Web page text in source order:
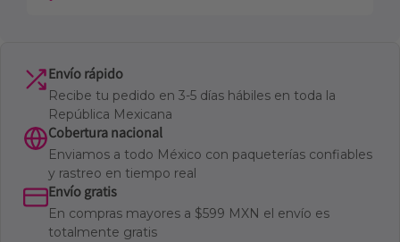
Envío rápido
Recibe tu pedido en 3-5 días hábiles en toda la
República Mexicana
Cobertura nacional
Enviamos a todo México con paqueterías confiables
y rastreo en tiempo real
Envío gratis
En compras mayores a $599 MXN el envío es
totalmente gratis